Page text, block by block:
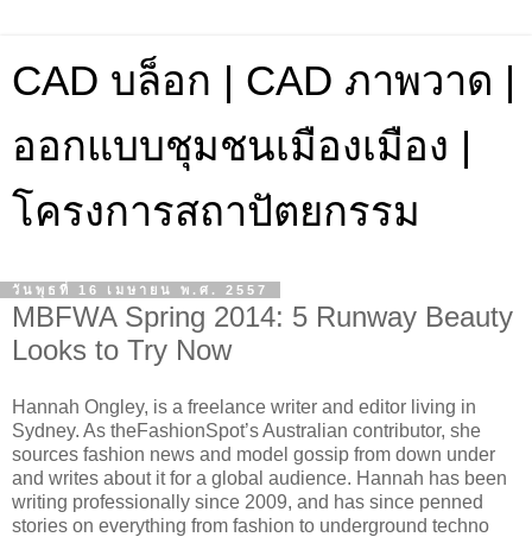
CAD บล็อก | CAD ภาพวาด |
ออกแบบชุมชนเมืองเมือง |
โครงการสถาปัตยกรรม
วันพุธที่ 16 เมษายน พ.ศ. 2557
MBFWA Spring 2014: 5 Runway Beauty
Looks to Try Now
Hannah Ongley, is a freelance writer and editor living in
Sydney. As theFashionSpot’s Australian contributor, she
sources fashion news and model gossip from down under
and writes about it for a global audience. Hannah has been
writing professionally since 2009, and has since penned
stories on everything from fashion to underground techno